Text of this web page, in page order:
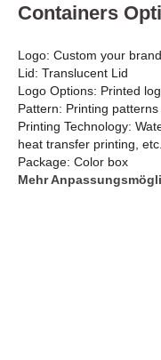
Containers
Logo: Custom your
Lid: Translucent Lid
Logo Options: Printed
Pattern: Printing
Printing Technology:
heat transfer printing, etc.
Package: Color box
Mehr